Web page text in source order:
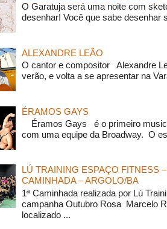
O Garatuja será uma noite com
desenhar! Você que sabe desenhar
ALEXANDRE LEÃO
O cantor e compositor Alexandre
verão, e volta a se apresentar na
ÉRAMOS GAYS
Éramos Gays é o primeiro
com uma equipe da Broadway. O
LÚ TRAINING ESPAÇO FITNESS
CAMINHADA – ARGOLO/BA
1ª Caminhada realizada por Lú
campanha Outubro Rosa Marcelo
localizado ...